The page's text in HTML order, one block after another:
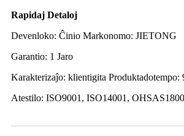
Rapidaj Detaloj
Devenloko: Ĉinio Markonomo: JIETONG
Garantio: 1 Jaro
Karakterizaĵo: klientigita Produktadotempo:
Atestilo: ISO9001, ISO14001,